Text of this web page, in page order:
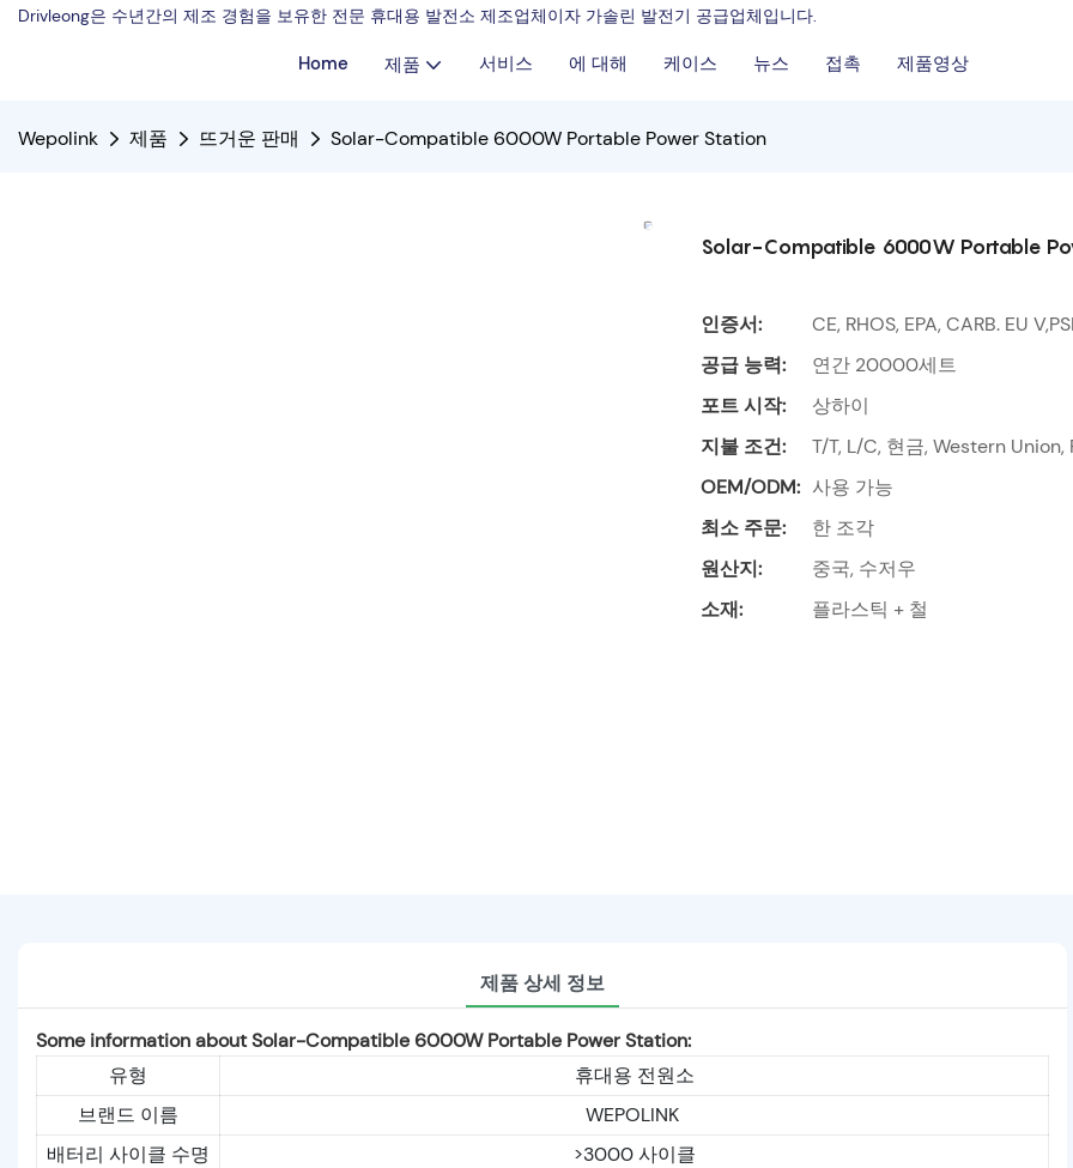
Drivleong은 수년간의 제조 경험을 보유한 전문 휴대용 발전소 제조업체이자 가솔린 발전기 공급업체입니다.
Home 제품 서비스 에 대해 케이스 뉴스 접촉 제품영상
Wepolink 제품 뜨거운 판매 Solar-Compatible 6000W Portable Power Station
Solar-Compatible 6000W Portable
인증서:
CE, RHOS, EPA, CARB. EU
공급 능력:
연간 20000세트
포트 시작:
상하이
지불 조건:
T/T, L/C, 현금, Western Union,
OEM/ODM: 사용 가능
최소 주문:
한 조각
원산지:
중국, 수저우
소재:
플라스틱 + 철
제품 상세 정보
Some information about Solar-Compatible 6000W Portable Power Station:
유형
휴대용 전원소
브랜드 이름
WEPOLINK
배터리 사이클 수명
>3000 사이클